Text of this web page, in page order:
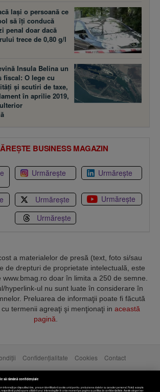
laşi o persoană ce
să îţi conducă
penal doar dacă
trece de 0,80 g/l
Insula Belina un
fiscal: O lege cu
şi scutiri de taxe,
în aprilie 2019,
BUSINESS MAGAZIN
Urmărește Urmărește
Urmărește
Urmărește
Urmărește
a materialelor de presă (text, foto si/sau
de drepturi de proprietate intelectuală, este
doar în limita a 250 de semne.
hyperlink-ul nu sunt luate în considerare în
Preluarea de informaţii poate fi făcută
termenii agreaţi şi menţionaţi in această
pagină
Confidențialitate Cookies Contact
© 2025 BUSINESSMEX S.A.
să rămână confidențiale
informații pe dispozitivul dvs., precum identificatorii cookie unici pentru prelucrarea datelor cu caracter personal. Puteți accepta
respectiv vă puteți opune utilizării unui interes legitim în orice moment pe pagina cu politica de confidențialitate. Aceste alegeri vor